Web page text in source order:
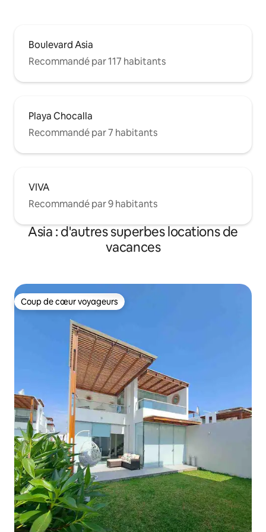
Boulevard Asia
Recommandé par 117 habitants
Playa Chocalla
Recommandé par 7 habitants
VIVA
Recommandé par 9 habitants
Asia : d'autres superbes locations de
vacances
Coup de cœur voyageurs
Coup de cœur voyageurs